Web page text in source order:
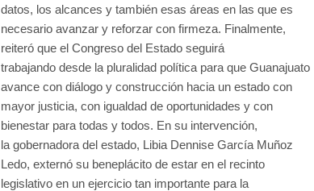
datos, los alcances y también esas áreas en las que es
necesario avanzar y reforzar con firmeza. Finalmente,
reiteró que el Congreso del Estado seguirá
trabajando desde la pluralidad política para que Guanajuato
avance con diálogo y construcción hacia un estado con
mayor justicia, con igualdad de oportunidades y con
bienestar para todas y todos. En su intervención,
la gobernadora del estado, Libia Dennise García Muñoz
Ledo, externó su beneplácito de estar en el recinto
legislativo en un ejercicio tan importante para la